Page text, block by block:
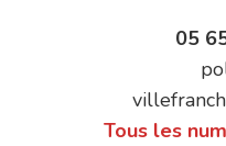
05
Tous les